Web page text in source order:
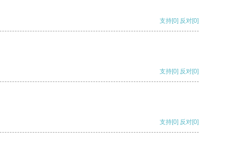
支持[0] 反对[0]
支持[0] 反对[0]
支持[0] 反对[0]